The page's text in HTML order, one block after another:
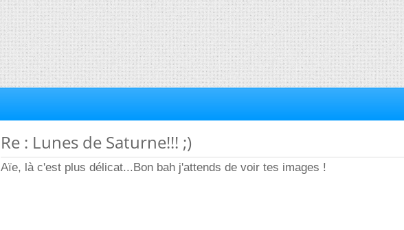
Re : Lunes de Saturne!!! ;)
Aïe, là c'est plus délicat...Bon bah j'attends de voir tes images !